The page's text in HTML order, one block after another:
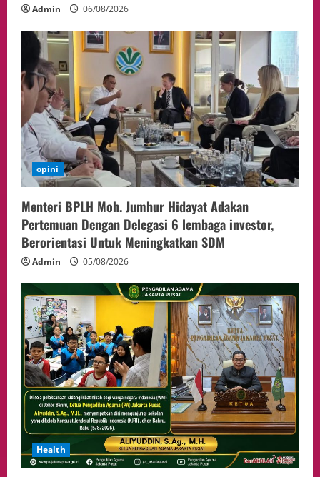
Admin 06/08/2026
opini
Menteri BPLH Moh. Jumhur Hidayat Adakan
Pertemuan Dengan Delegasi 6 lembaga investor,
Berorientasi Untuk Meningkatkan SDM
Admin 05/08/2026
Health